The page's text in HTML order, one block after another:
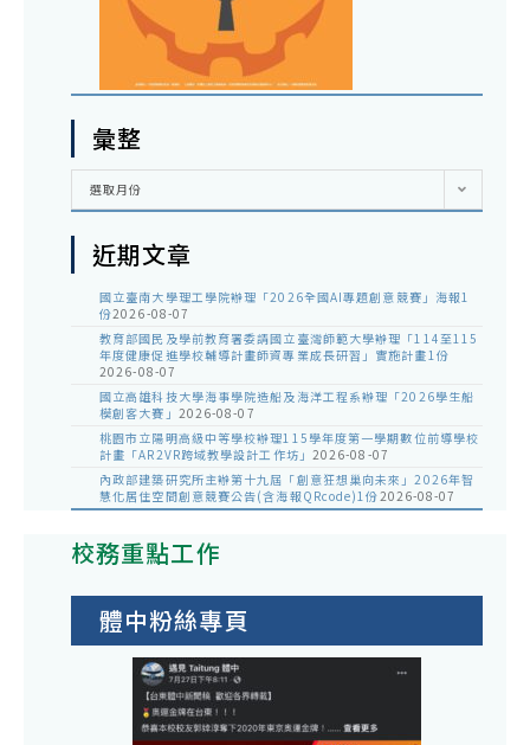
彙整
彙
選取月份
近期文章
國立臺南大學理工學院辦理「2026全國AI專題創意競賽」海報1
份2026-08-07
教育部國民及學前教育署委請國立臺灣師範大學辦理「114至115
年度健康促進學校輔導計畫師資專業成長研習」實施計畫1份
2026-08-07
國立高雄科技大學海事學院造船及海洋工程系辦理「2026學生船
模創客大賽」 2026-08-07
桃園市立陽明高級中等學校辦理115學年度第一學期數位前導學校
計畫「AR2VR跨域教學設計工作坊」 2026-08-07
內政部建築研究所主辦第十九屆「創意狂想巢向未來」2026年智
慧化居住空間創意競賽公告(含海報QRcode)1份2026-08-07
校務重點工作
體中粉絲專頁